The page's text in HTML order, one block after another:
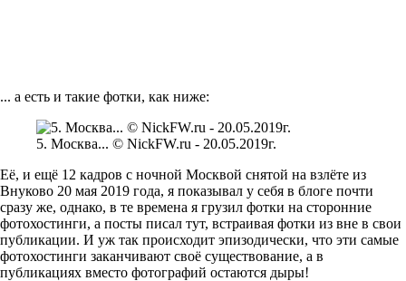
... а есть и такие фотки, как ниже:
5. Москва... © NickFW.ru - 20.05.2019г.
Её, и ещё 12 кадров с ночной Москвой снятой на взлёте из
Внуково 20 мая 2019 года, я показывал у себя в блоге почти
сразу же, однако, в те времена я грузил фотки на сторонние
фотохостинги, а посты писал тут, встраивая фотки из вне в свои
публикации. И уж так происходит эпизодически, что эти самые
фотохостинги заканчивают своё существование, а в
публикациях вместо фотографий остаются дыры!